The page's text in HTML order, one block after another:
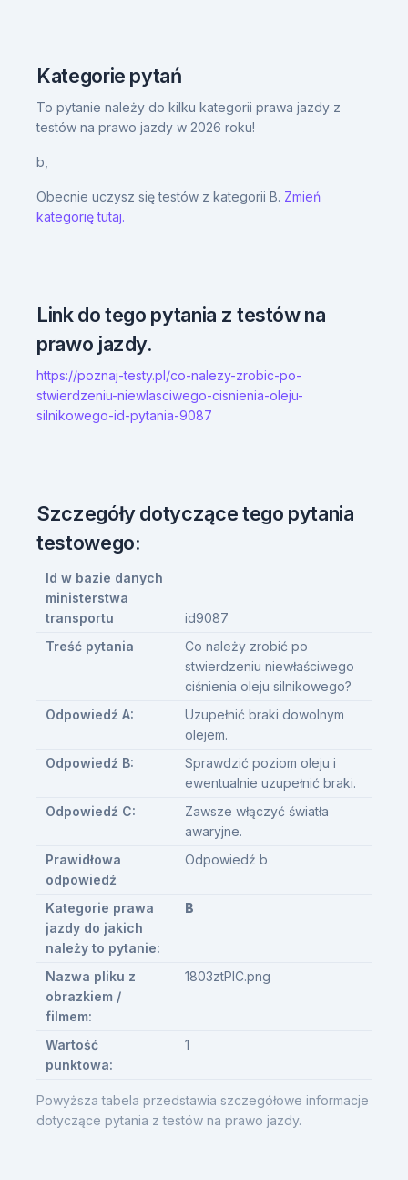
Kategorie pytań
To pytanie należy do kilku kategorii prawa jazdy z
testów na prawo jazdy w 2026 roku!
b,
Obecnie uczysz się testów z kategorii B. Zmień
kategorię tutaj.
Link do tego pytania z testów na
prawo jazdy.
https://poznaj-testy.pl/co-nalezy-zrobic-po-
stwierdzeniu-niewlasciwego-cisnienia-oleju-
silnikowego-id-pytania-9087
Szczegóły dotyczące tego pytania
testowego:
Powyższa tabela przedstawia szczegółowe informacje
dotyczące pytania z testów na prawo jazdy.
Id w bazie danych
ministerstwa
transportu
id9087
Treść pytania
Co należy zrobić po
stwierdzeniu niewłaściwego
ciśnienia oleju silnikowego?
Odpowiedź A:
Uzupełnić braki dowolnym
olejem.
Odpowiedź B:
Sprawdzić poziom oleju i
ewentualnie uzupełnić braki.
Odpowiedź C:
Zawsze włączyć światła
awaryjne.
Prawidłowa
odpowiedź
Odpowiedź b
Kategorie prawa
jazdy do jakich
należy to pytanie:
B
Nazwa pliku z
obrazkiem /
filmem:
1803ztPIC.png
Wartość
punktowa:
1